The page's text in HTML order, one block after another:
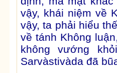
vậy, khái niệm về
vậy, ta phải hiểu
về tánh Không
không vướng
Sarvàstivàda đã